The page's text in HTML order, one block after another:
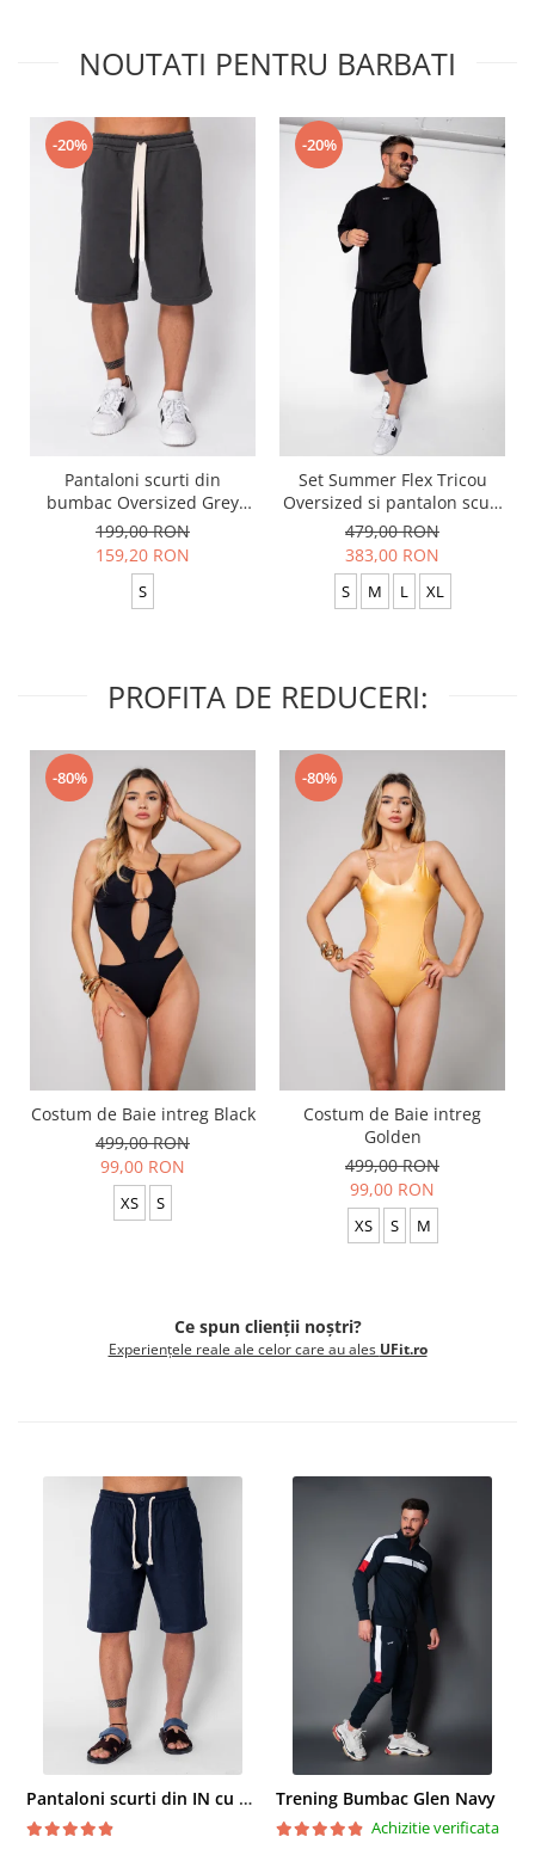
NOUTATI PENTRU BARBATI
-20%
Pantaloni scurti din
bumbac Oversized Grey
Anthracite
199,00 RON
159,20 RON
S
-20%
Set Summer Flex Tricou
Oversized si pantalon scurt
Baggy Black
479,00 RON
383,00 RON
S M L XL
PROFITA DE REDUCERI:
-80%
Costum de Baie intreg Black
499,00 RON
99,00 RON
XS S
-80%
Costum de Baie intreg
Golden
499,00 RON
99,00 RON
XS S M
Ce spun clienții noștri?
Experiențele reale ale celor care au ales UFit.ro
Pantaloni scurti din IN cu nasture si snur Navy Trening Bumbac Glen Navy
Achizitie verificata